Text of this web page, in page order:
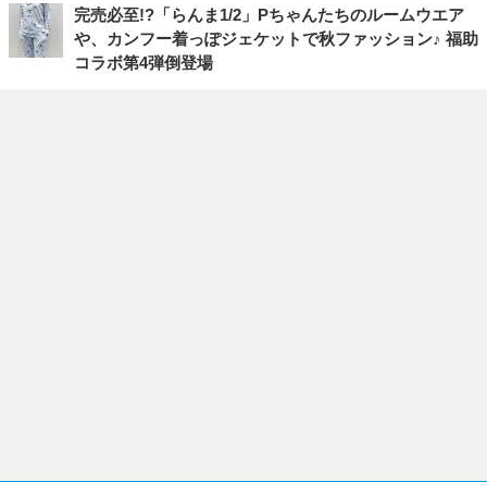
完売必至!?「らんま1/2」Pちゃんたちのルームウエア
や、カンフー着っぽジェケットで秋ファッション♪ 福助
コラボ第4弾倒登場